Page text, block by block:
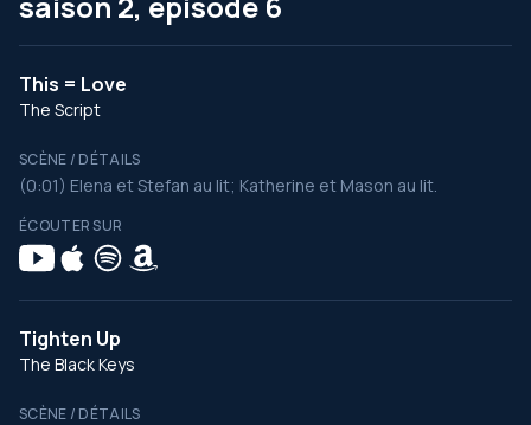
This = Love
The Script
SCÈNE / DÉTAILS
(0:01) Elena et Stefan au lit; Katherine et Mason au lit.
ÉCOUTER SUR
Tighten Up
The Black Keys
SCÈNE / DÉTAILS